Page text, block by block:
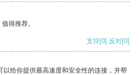
得推荐。
支持[0] 反对[0]
以给你提供最高速度和安全性的连接，并帮